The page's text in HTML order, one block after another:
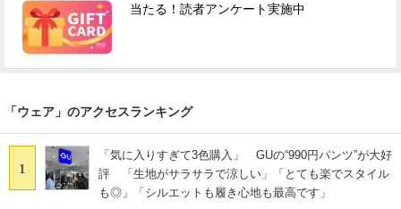
当たる！読者アンケート実施中
「ウェア」のアクセスランキング
1
「気に入りすぎて3色購入」 GUの“990円パンツ”が大好
評 「生地がサラサラで涼しい」「とても楽でスタイル
も◎」「シルエットも履き心地も最高です」